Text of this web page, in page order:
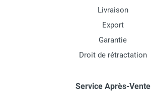
Livraison
Export
Garantie
Droit de rétractation
Service Après-Vente